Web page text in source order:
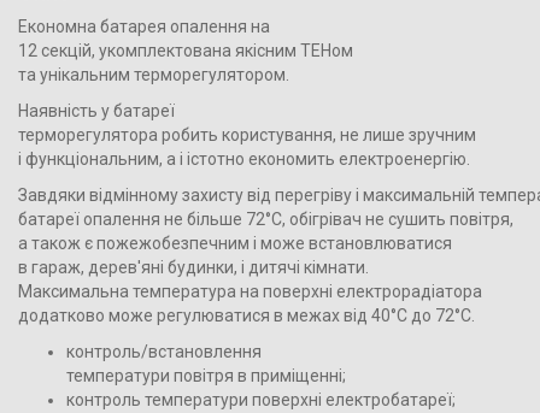
Економна батарея опалення на
12 секцій, укомплектована якісним ТЕНом
та унікальним терморегулятором.
Наявність у батареї
терморегулятора робить користування, не лише зручним
і функціональним, а і істотно економить електроенергію.
Завдяки відмінному захисту від перегріву і максимальній
батареї опалення не більше 72°С, обігрівач не сушить повітря,
а також є пожежобезпечним і може встановлюватися
в гараж, дерев'яні будинки, і дитячі кімнати.
Максимальна температура на поверхні електрорадіатора
додатково може регулюватися в межах від 40°С до 72°С.
контроль/встановлення
температури повітря в приміщенні;
контроль температури поверхні електробатареї;